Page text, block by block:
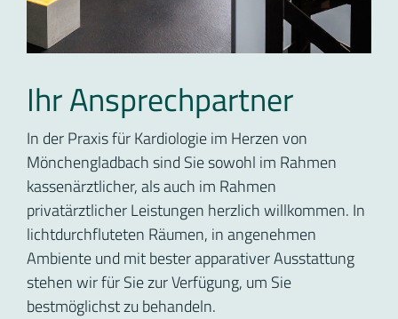
Ihr Ansprechpartner
In der Praxis für Kardiologie im Herzen von
Mönchengladbach sind Sie sowohl im Rahmen
kassenärztlicher, als auch im Rahmen
privatärztlicher Leistungen herzlich willkommen. In
lichtdurchfluteten Räumen, in angenehmen
Ambiente und mit bester apparativer Ausstattung
stehen wir für Sie zur Verfügung, um Sie
bestmöglichst zu behandeln.